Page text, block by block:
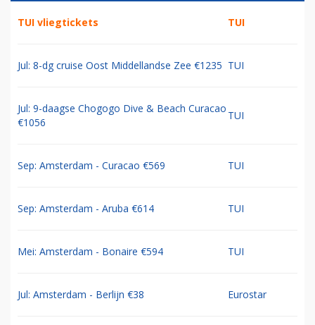
TUI vliegtickets TUI
Jul: 8-dg cruise Oost Middellandse Zee €1235 TUI
Jul: 9-daagse Chogogo Dive & Beach Curacao
€1056
TUI
Sep: Amsterdam - Curacao €569 TUI
Sep: Amsterdam - Aruba €614 TUI
Mei: Amsterdam - Bonaire €594 TUI
Jul: Amsterdam - Berlijn €38 Eurostar